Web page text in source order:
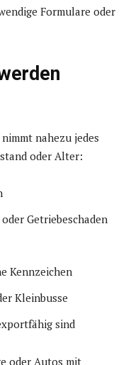
Formulare oder
nahezu jedes
oder Alter:
oder Getriebeschaden
Kennzeichen
Kleinbusse
sind
oder Autos mit